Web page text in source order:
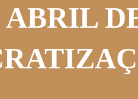
ABRIL